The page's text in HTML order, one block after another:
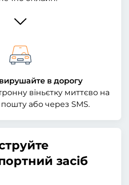
в дорогу
віньєтку миттєво на
або через SMS.
засіб